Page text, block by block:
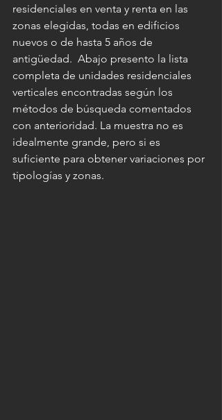
residenciales en venta y renta en las
zonas elegidas, todas en edificios
nuevos o de hasta 5 años de
antigüedad.  Abajo presento la lista
completa de unidades residenciales
verticales encontradas según los
métodos de búsqueda comentados
con anterioridad. La muestra no es
idealmente grande, pero si es
suficiente para obtener variaciones por
tipologías y zonas.